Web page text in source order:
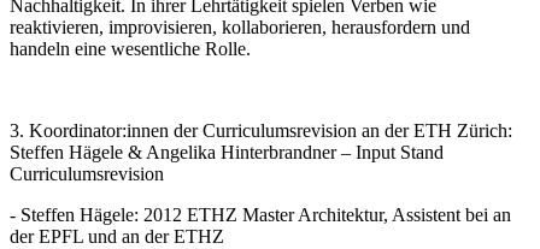
Nachhaltigkeit. In ihrer Lehrtätigkeit spielen Verben wie
reaktivieren, improvisieren, kollaborieren, herausfordern und
handeln eine wesentliche Rolle.
3. Koordinator:innen der Curriculumsrevision an der ETH Zürich:
Steffen Hägele & Angelika Hinterbrandner – Input Stand
Curriculumsrevision
- Steffen Hägele: 2012 ETHZ Master Architektur, Assistent bei an
der EPFL und an der ETHZ